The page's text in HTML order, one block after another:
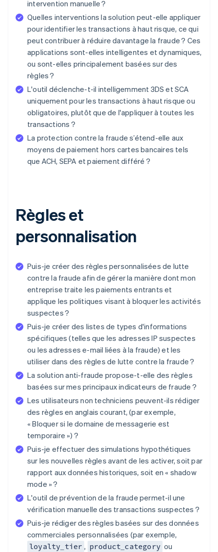
intervention manuelle ?
Quelles interventions la solution peut-elle appliquer
pour identifier les transactions à haut risque, ce qui
peut contribuer à réduire davantage la fraude ? Ces
applications sont-elles intelligentes et dynamiques,
ou sont-elles principalement basées sur des
règles ?
L'outil déclenche-t-il intelligemment 3DS et SCA
uniquement pour les transactions à haut risque ou
obligatoires, plutôt que de l'appliquer à toutes les
transactions ?
La protection contre la fraude s’étend-elle aux
moyens de paiement hors cartes bancaires tels
que ACH, SEPA et paiement différé ?
Règles et
personnalisation
Puis-je créer des règles personnalisées de lutte
contre la fraude afin de gérer la manière dont mon
entreprise traite les paiements entrants et
applique les politiques visant à bloquer les activités
suspectes ?
Puis-je créer des listes de types d'informations
spécifiques (telles que les adresses IP suspectes
ou les adresses e-mail liées à la fraude) et les
utiliser dans des règles de lutte contre la fraude ?
La solution anti-fraude propose-t-elle des règles
basées sur mes principaux indicateurs de fraude ?
Les utilisateurs non techniciens peuvent-ils rédiger
des règles en anglais courant, (par exemple,
« Bloquer si le domaine de messagerie est
temporaire ») ?
Puis-je effectuer des simulations hypothétiques
sur les nouvelles règles avant de les activer, soit par
rapport aux données historiques, soit en « shadow
mode » ?
L'outil de prévention de la fraude permet-il une
vérification manuelle des transactions suspectes ?
Puis-je rédiger des règles basées sur des données
commerciales personnalisées (par exemple,
loyalty_tier , product_category ou